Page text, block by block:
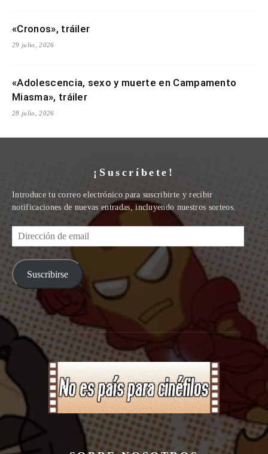
«Cronos», tráiler
29 julio, 2026
«Adolescencia, sexo y muerte en Campamento
Miasma», tráiler
28 julio, 2026
¡Suscríbete!
Introduce tu correo electrónico para suscribirte y recibir
notificaciones de nuevas entradas, incluyendo nuestros sorteos.
Dirección
de
email
Suscribirse